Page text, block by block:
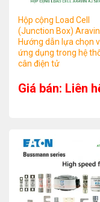
Hộp cộng Load Cell
(Junction Box)
Hướng dẫn lựa chọn
ứng dụng trong hệ
cân điện tử
Giá bán: Liên